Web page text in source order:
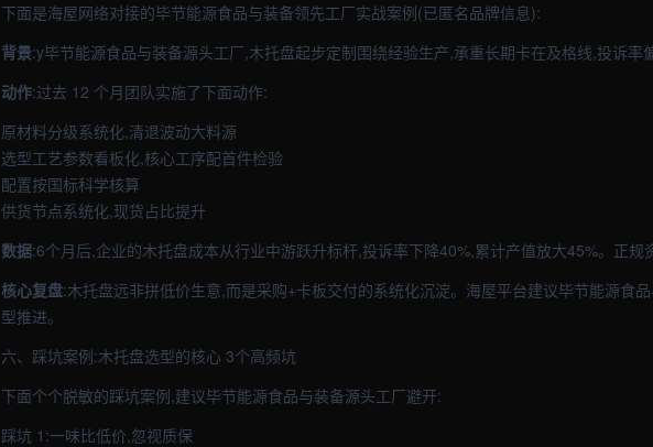
下面是海屋网络对接的毕节能源食品与装备领先工厂实战案例(已匿名品牌信息):
背景:y毕节能源食品与装备源头工厂,木托盘起步定制围绕经验生产,承重长期卡在及格线,投诉率
动作:过去 12 个月团队实施了下面动作:
原材料分级系统化,清退波动大料源
选型工艺参数看板化,核心工序配首件检验
配置按国标科学核算
供货节点系统化,现货占比提升
数据:6个月后,企业的木托盘成本从行业中游跃升标杆,投诉率下降40%,累计产值放大45%。正规
核心复盘:木托盘远非拼低价生意,而是采购+卡板交付的系统化沉淀。海屋平台建议毕节能源食
型推进。
六、踩坑案例:木托盘选型的核心 3个高频坑
下面个个脱敏的踩坑案例,建议毕节能源食品与装备源头工厂避开:
踩坑 1:一味比低价,忽视质保